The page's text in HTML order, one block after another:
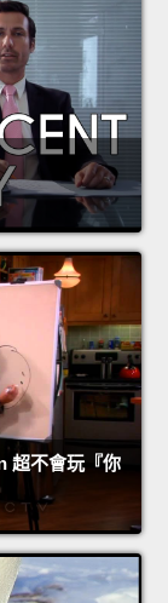
超不會玩『你